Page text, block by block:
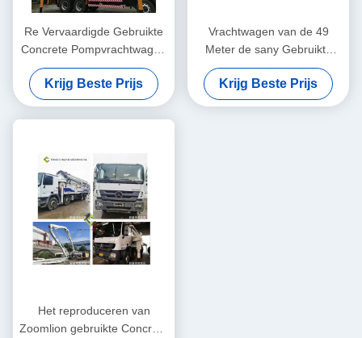
Re Vervaardigde Gebruikte
Concrete Pompvrachtwagen
Putzmeister 38 Meter
Krijg Beste Prijs
Vrachtwagen van de 49
Meter de sany Gebruikte
Concrete die Pomp met
HINO-Chassis wordt re-
vervaardigd
Krijg Beste Prijs
Het reproduceren van
Zoomlion gebruikte Concrete